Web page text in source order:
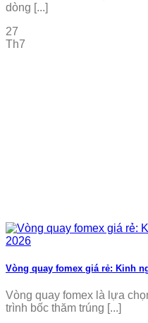
dòng [...]
27
Th7
Vòng quay fomex giá rẻ: Kinh
Vòng quay fomex là lựa
trình bốc thăm trúng [...]